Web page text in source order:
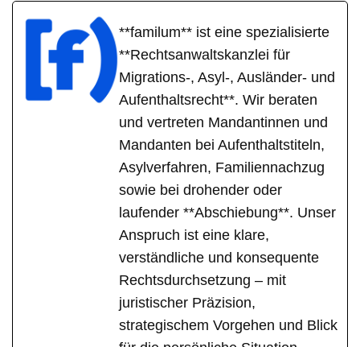
**familum** ist eine spezialisierte
**Rechtsanwaltskanzlei für
Migrations-, Asyl-, Ausländer- und
Aufenthaltsrecht**. Wir beraten
und vertreten Mandantinnen und
Mandanten bei Aufenthaltstiteln,
Asylverfahren, Familiennachzug
sowie bei drohender oder
laufender **Abschiebung**. Unser
Anspruch ist eine klare,
verständliche und konsequente
Rechtsdurchsetzung – mit
juristischer Präzision,
strategischem Vorgehen und Blick